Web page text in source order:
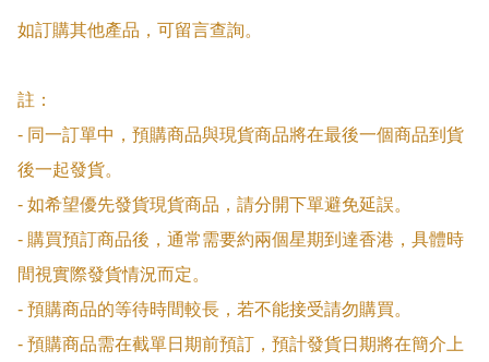
如訂購其他產品，可留言查詢。
註：
- 同一訂單中，預購商品與現貨商品將在最後一個商品到貨
後一起發貨。
- 如希望優先發貨現貨商品，請分開下單避免延誤。
- 購買預訂商品後，通常需要約兩個星期到達香港，具體時
間視實際發貨情況而定。
- 預購商品的等待時間較長，若不能接受請勿購買。
- 預購商品需在截單日期前預訂，預計發貨日期將在簡介上